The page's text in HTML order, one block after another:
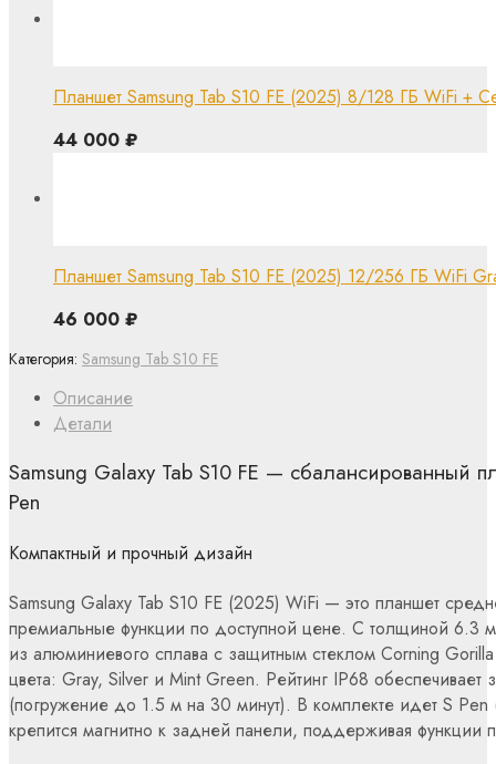
Описание
Детали
Samsung Galaxy Tab S10 FE — сбалансированный
Pen
Компактный и прочный дизайн
Samsung Galaxy Tab S10 FE (2025) WiFi — это планшет
премиальные функции по доступной цене. С толщиной 6.3
из алюминиевого сплава с защитным стеклом Corning
цвета: Gray, Silver и Mint Green. Рейтинг IP68 обеспечивает
(погружение до 1.5 м на 30 минут). В комплекте идет S
крепится магнитно к задней панели, поддерживая функции
Категория: Samsung Tab S10 FE
Планшет Samsung Tab S10 FE (2025) 8/128 ГБ WiFi +
44 000 ₽
Планшет Samsung Tab S10 FE (2025) 12/256 ГБ WiFi
46 000 ₽